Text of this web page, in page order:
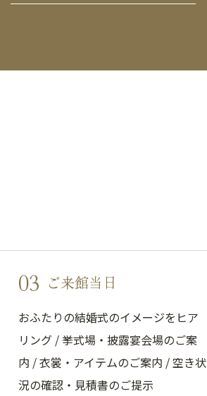
03 ご来館当日
おふたりの結婚式のイメージをヒア
リング / 挙式場・披露宴会場のご案
内 / 衣裳・アイテムのご案内 / 空き状
況の確認・見積書のご提示